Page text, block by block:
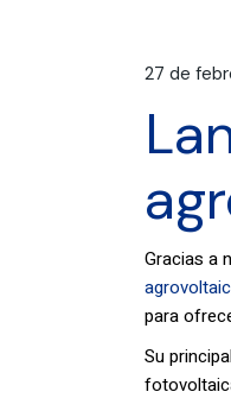
27 de
Gracias a
para
Su